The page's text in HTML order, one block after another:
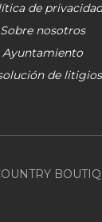
de privacidad
Sobre nosotros
Ayuntamiento
de litigios